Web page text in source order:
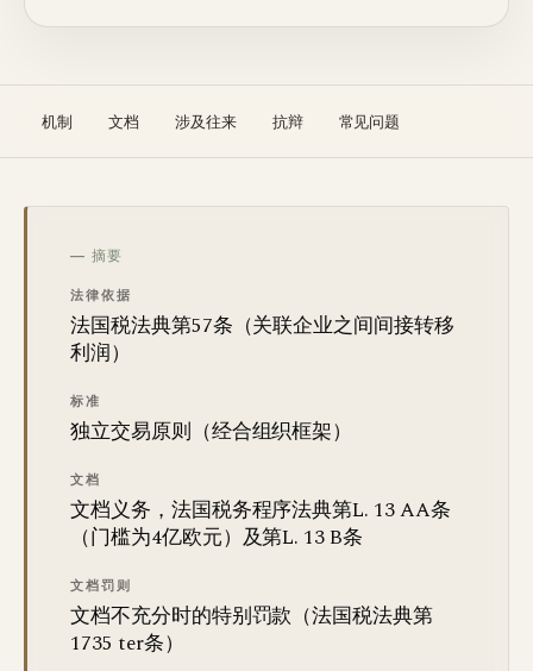
机制 文档 涉及往来 抗辩 常见问题
— 摘要
法律依据
法国税法典第57条（关联企业之间间接转移
利润）
标准
独立交易原则（经合组织框架）
文档
文档义务，法国税务程序法典第L. 13 AA条
（门槛为4亿欧元）及第L. 13 B条
文档罚则
文档不充分时的特别罚款（法国税法典第
1735 ter条）